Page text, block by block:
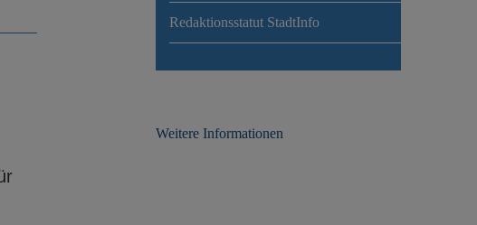
Redaktionsstatut StadtInfo
Weitere Informationen